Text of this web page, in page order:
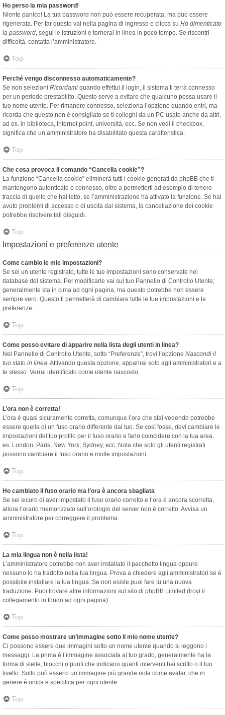
Ho perso la mia password!
Niente panico! La tua password non può essere recuperata, ma può essere
rigenerata. Per far questo vai nella pagina di ingresso e clicca su Ho dimenticato
la password, segui le istruzioni e tornerai in linea in poco tempo. Se riscontri
difficoltà, contatta l’amministratore.
Top
Perché vengo disconnesso automaticamente?
Se non selezioni Ricordami quando effettui il login, il sistema ti terrà connesso
per un periodo prestabilito. Questo serve a evitare che qualcuno possa usare il
tuo nome utente. Per rimanere connesso, seleziona l’opzione quando entri, ma
ricorda che questo non è consigliato se ti colleghi da un PC usato anche da altri,
ad es. in biblioteca, Internet point, università, ecc. Se non vedi il checkbox,
significa che un amministratore ha disabilitato questa caratteristica.
Top
Che cosa provoca il comando “Cancella cookie”?
La funzione “Cancella cookie” eliminerà tutti i cookie generati da phpBB che ti
mantengono autenticato e connesso, oltre a permetterti ad esempio di tenere
traccia di quello che hai letto, se l’amministrazione ha attivato la funzione. Se hai
avuto problemi di accesso o di uscita dal sistema, la cancellazione dei cookie
potrebbe risolvere tali disguidi.
Top
Impostazioni e preferenze utente
Come cambio le mie impostazioni?
Se sei un utente registrato, tutte le tue impostazioni sono conservate nel
database del sistema. Per modificarle vai sul tuo Pannello di Controllo Utente;
generalmente sta in cima ad ogni pagina, ma questo potrebbe non essere
sempre vero. Questo ti permetterà di cambiare tutte le tue impostazioni e le
preferenze.
Top
Come posso evitare di apparire nella lista degli utenti in linea?
Nel Pannello di Controllo Utente, sotto “Preferenze”, trovi l’opzione Nascondi il
tuo stato in linea. Attivando questa opzione, apparirai solo agli amministratori e a
te stesso. Verrai identificato come utente nascosto.
Top
L’ora non è corretta!
L’ora è quasi sicuramente corretta, comunque l’ora che stai vedendo potrebbe
essere quella di un fuso orario differente dal tuo. Se così fosse, devi cambiare le
impostazioni del tuo profilo per il fuso orario e farlo coincidere con la tua area,
es. London, Paris, New York, Sydney, ecc. Nota che solo gli utenti registrati
possono cambiare il fuso orario e molte impostazioni.
Top
Ho cambiato il fuso orario ma l’ora è ancora sbagliata
Se sei sicuro di aver impostato il fuso orario corretto e l’ora è ancora scorretta,
allora l’orario memorizzato sull’orologio del server non è corretto. Avvisa un
amministratore per correggere il problema.
Top
La mia lingua non è nella lista!
L’amministratore potrebbe non aver installato il pacchetto lingua oppure
nessuno lo ha tradotto nella tua lingua. Prova a chiedere agli amministratori se è
possibile installare la tua lingua. Se non esiste puoi fare tu una nuova
traduzione. Puoi trovare altre informazioni sul sito di phpBB Limited (trovi il
collegamento in fondo ad ogni pagina).
Top
Come posso mostrare un’immagine sotto il mio nome utente?
Ci possono essere due immagini sotto un nome utente quando si leggono i
messaggi. La prima è l’immagine associata al tuo grado, generalmente ha la
forma di stelle, blocchi o punti che indicano quanti interventi hai scritto o il tuo
livello. Sotto può esserci un’immagine più grande nota come avatar, che in
genere è unica e specifica per ogni utente.
Top